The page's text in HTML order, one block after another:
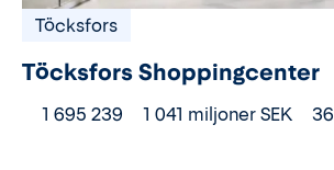
Töcksfors
Töcksfors Shoppingcenter
1 695 239 1 041 miljoner SEK 36